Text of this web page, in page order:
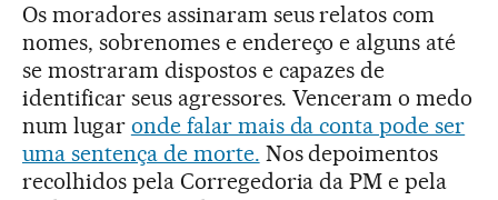
Os moradores assinaram seus relatos com
nomes, sobrenomes e endereço e alguns até
se mostraram dispostos e capazes de
identificar seus agressores. Venceram o medo
num lugar onde falar mais da conta pode ser
uma sentença de morte. Nos depoimentos
recolhidos pela Corregedoria da PM e pela